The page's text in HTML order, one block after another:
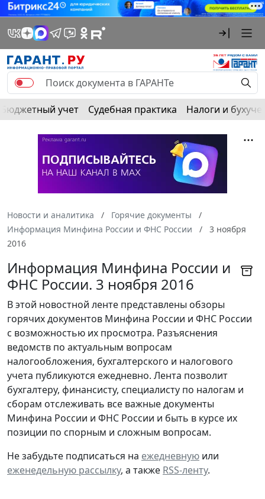
Бюджетный учет Судебная практика Налоги и
Новости и аналитика
Горячие документы
Информация Минфина России и ФНС России
3 ноября
2016
Информация Минфина России и
ФНС России. 3 ноября 2016
В этой новостной ленте представлены обзоры
горячих документов Минфина России и ФНС России
с возможностью их просмотра. Разъяснения
ведомств по актуальным вопросам
налогообложения, бухгалтерского и налогового
учета публикуются ежедневно. Лента позволит
бухгалтеру, финансисту, специалисту по налогам и
сборам отслеживать все важные документы
Минфина России и ФНС России и быть в курсе их
позиции по спорным и сложным вопросам.
Не забудьте подписаться на ежедневную или
еженедельную рассылку, а также RSS-ленту.